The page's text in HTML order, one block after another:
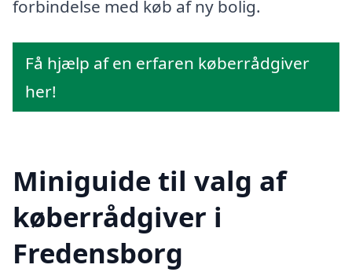
forbindelse med køb af ny bolig.
Få hjælp af en erfaren køberrådgiver
her!
Miniguide til valg af
køberrådgiver i
Fredensborg